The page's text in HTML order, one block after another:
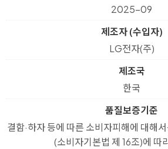
2025-09
제조자 (수입자)
LG전자(주)
제조국
한국
품질보증기준
결함·하자 등에 따른 소비자피해에 대해
(소비자기본법 제 16조)에 따